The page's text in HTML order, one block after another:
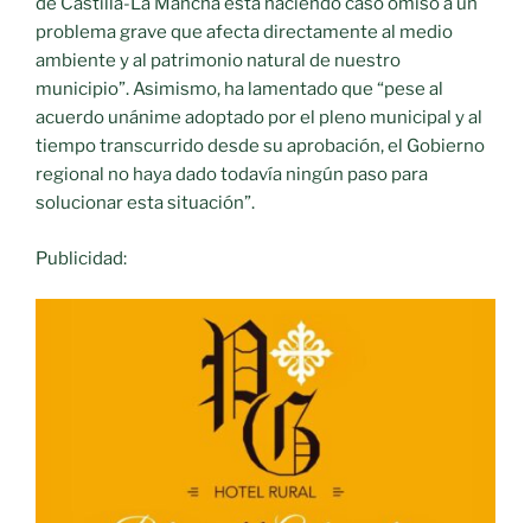
problema grave que afecta directamente al medio
ambiente y al patrimonio natural de nuestro
municipio”. Asimismo, ha lamentado que “pese al
acuerdo unánime adoptado por el pleno municipal y al
tiempo transcurrido desde su aprobación, el Gobierno
regional no haya dado todavía ningún paso para
solucionar esta situación”.
Publicidad: